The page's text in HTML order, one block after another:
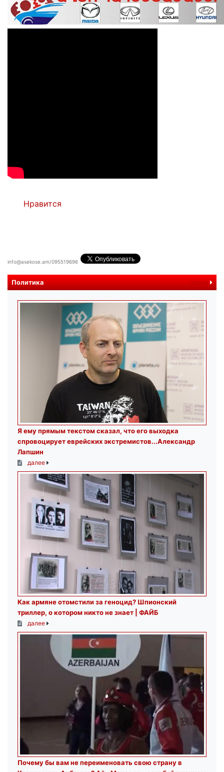
Нравится
info@asekose.am/095519696
Политика далее
Я ему прямым текстом сказал, что его выходка
спровоцирует еврейских экстремистов...Александр
Лапшин
далее
Как армяне отомстили за геноцид? Шпионский
триллер, о котором никто не знает | ФАЙБ
далее
Почему бы вам не переименовать свою страну в